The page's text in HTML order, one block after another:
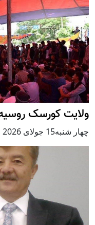
ولایت کورسک
چهار شنبه15 جولای 2026